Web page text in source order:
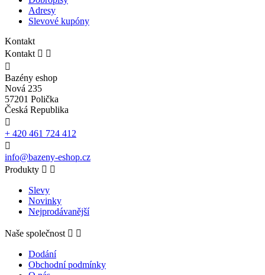
Adresy
Slevové kupóny
Kontakt
Kontakt  

Bazény eshop
Nová 235
57201 Polička
Česká Republika

+ 420 461 724 412

info@bazeny-eshop.cz
Produkty  
Slevy
Novinky
Nejprodávanější
Naše společnost  
Dodání
Obchodní podmínky